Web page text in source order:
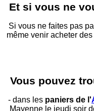
Et si vous ne
Si vous ne faites pas
même venir acheter
Vous pouvez
- dans les paniers de l'
Mayenne le jeudi soir